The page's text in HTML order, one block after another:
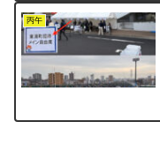
丙午